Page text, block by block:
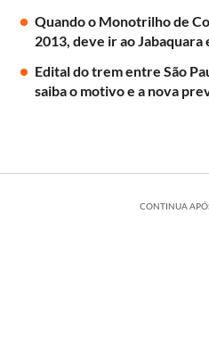
Quando o Monotrilho de
2013, deve ir ao
Edital do trem entre São
saiba o motivo e a nova
CONTINUA